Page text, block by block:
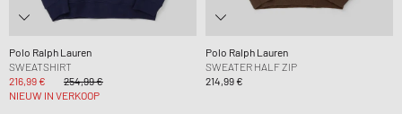
Polo Ralph Lauren
SWEATSHIRT
216,99 €
254,99 €
NIEUW IN VERKOOP
Polo Ralph Lauren
SWEATER HALF ZIP
214,99 €